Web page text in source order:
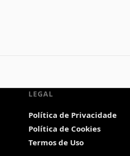
LEGAL
Política de Privacidade
Política de Cookies
Termos de Uso